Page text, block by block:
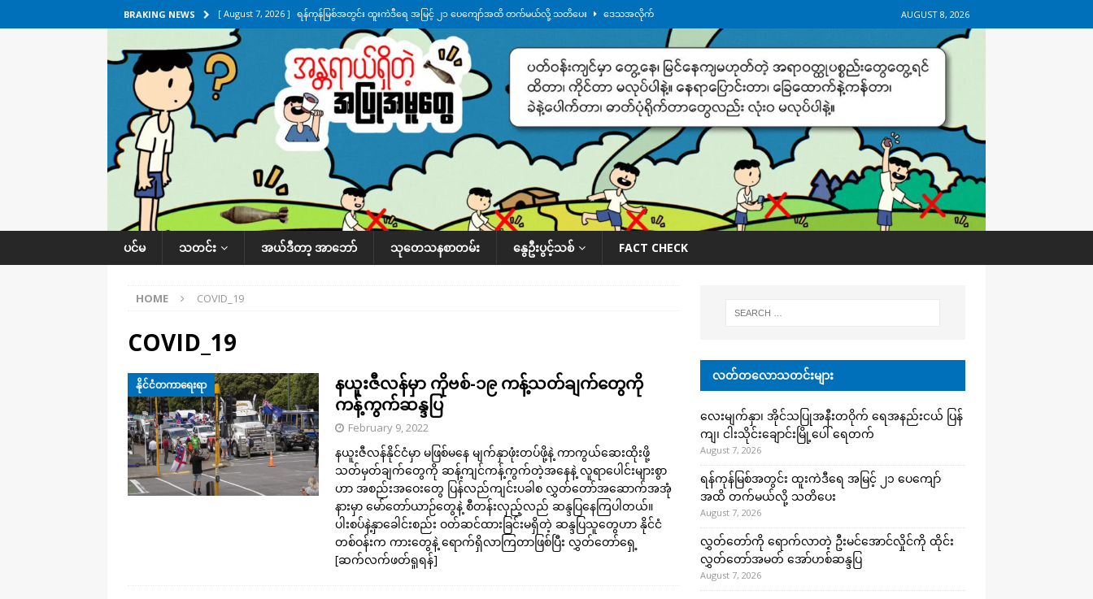
BRAKING NEWS [ August 7, 2026 ] ရန်ကုန်မြစ်အတွင်း ထူးကဲဒီရေ အ​မြင့် ၂၁ ပေကျော်အထိ တက်မယ်လို့ သတိပေး ဒေသအလိုက်
သတင်းကဏ္ဍ
[ August 7, 2026 ] လွှတ်တော်ကို ရောက်လာတဲ့ ဦးမင်အောင်လှိုင်ကို ထိုင်းလွှတ်တော်အမတ် အော်ဟစ်ဆန္ဒပြ
UNCATEGORIZED
[ August 6, 2026 ] တာကျိုးပြီး ခုနှစ်ရက်မြောက်နေ့မှာ ငသိုင်းချောင်းမြို့ကို ရေစတင်ရောက်ရှိ ဒေသအလိုက် သတင်း
[ August 6, 2026 ] လေးမျက်နှာမှာ ရေဘေးကူနေတဲ့ ငသိုင်းချောင်းဒေသခံ လူငယ်တဦး ရေစီးနဲ့မျောပါသေဆုံး
အလိုက် သတင်းကဏ္ဍ
[ August 7, 2026 ] လေးမျက်နှာ၊ အိုင်သပြုအနီးတဝိုက် ရေအနည်းငယ် ပြန်ကျ၊ ငါးသိုင်းချောင်းမြို့ပေါ် ရေတက်
ဒေသအလိုက် သတင်းကဏ္ဍ
AUGUST 8, 2026
ပင်မ သတင်း အယ်ဒီတာ့ အာဘော် သုတေသနစာတမ်း နွေဦးပွင့်သစ် FACT CHECK
HOME COVID_19
COVID_19
နိုင်ငံတကာရေးရာ
နယူးဇီလန်မှာ ကိုဗစ်-၁၉ ကန့်သတ်ချက်တွေကို
ကန့်ကွက်ဆန္ဒပြ
February 9, 2022
နယူးဇီလန်နိုင်ငံမှာ မဖြစ်မနေ မျက်နှာဖုံးတပ်ဖို့နဲ့ ကာကွယ်ဆေးထိုးဖို့
သတ်မှတ်ချက်တွေကို ဆန့်ကျင်ကန့်ကွက်တဲ့အနေနဲ့ လူရာပေါင်းများစွာ
ဟာ အစည်းအဝေးတွေ ပြန်လည်ကျင်းပခါစ လွှတ်တော်အဆောက်အအုံ
နားမှာ မော်တော်ယာဉ်တွေနဲ့ စီတန်းလှည့်လည် ဆန္ဒပြနေကြပါတယ်။
ပါးစပ်နဲ့နှာခေါင်းစည်း ဝတ်ဆင်ထားခြင်းမရှိတဲ့ ဆန္ဒပြသူတွေဟာ နိုင်ငံ
တစ်ဝန်းက ကားတွေနဲ့ ရောက်ရှိလာကြတာဖြစ်ပြီး လွှတ်တော်ရှေ့
[ဆက်လက်ဖတ်ရှုရန်]
လတ်တလောသတင်းများ
လေးမျက်နှာ၊ အိုင်သပြုအနီးတဝိုက် ရေအနည်းငယ် ပြန်
ကျ၊ ငါးသိုင်းချောင်းမြို့ပေါ် ရေတက်
August 7, 2026
ရန်ကုန်မြစ်အတွင်း ထူးကဲဒီရေ အ​မြင့် ၂၁ ပေကျော်
အထိ တက်မယ်လို့ သတိပေး
August 7, 2026
လွှတ်တော်ကို ရောက်လာတဲ့ ဦးမင်အောင်လှိုင်ကို ထိုင်း
လွှတ်တော်အမတ် အော်ဟစ်ဆန္ဒပြ
August 7, 2026